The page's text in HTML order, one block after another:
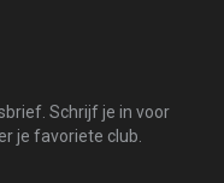
Schrijf je in voor
je favoriete club.